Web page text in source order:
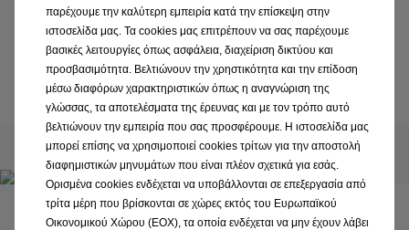
• Αποκλειστικές διαδικτυακές εκπτώσεις
• Απλό, γρήγορο και διαθέσιμο 24/7
Κλείστε ραντεβού
MyOpel
παρέχουμε την καλύτερη εμπειρία κατά την επίσκεψη στην
ιστοσελίδα μας. Τα cookies μας επιτρέπουν να σας παρέχουμε
βασικές λειτουργίες όπως ασφάλεια, διαχείριση δικτύου και
προσβασιμότητα. Βελτιώνουν την χρηστικότητα και την επίδοση
μέσω διαφόρων χαρακτηριστικών όπως η αναγνώριση της
γλώσσας, τα αποτελέσματα της έρευνας και με τον τρόπο αυτό
βελτιώνουν την εμπειρία που σας προσφέρουμε. Η ιστοσελίδα μας
μπορεί επίσης να χρησιμοποιεί cookies τρίτων για την αποστολή
διαφημιστικών μηνυμάτων που είναι πλέον σχετικά για εσάς.
Ορισμένα cookies ενδέχεται να υποβάλλονται σε επεξεργασία από
τρίτα μέρη που βρίσκονται σε χώρες εκτός του Ευρωπαϊκού
Οικονομικού Χώρου (ΕΟΧ), τα οποία ενδέχεται να μην έχουν λάβει